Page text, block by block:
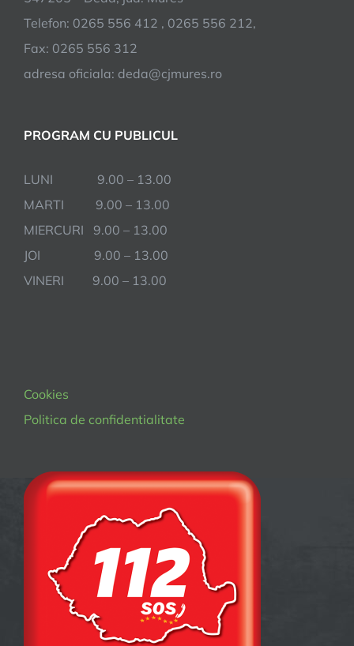
Telefon: 0265 556 412 , 0265 556 212,
Fax: 0265 556 312
adresa oficiala: deda@cjmures.ro
PROGRAM CU PUBLICUL
LUNI 9.00 – 13.00
MARTI 9.00 – 13.00
MIERCURI 9.00 – 13.00
JOI 9.00 – 13.00
VINERI 9.00 – 13.00
Cookies
Politica de confidentialitate